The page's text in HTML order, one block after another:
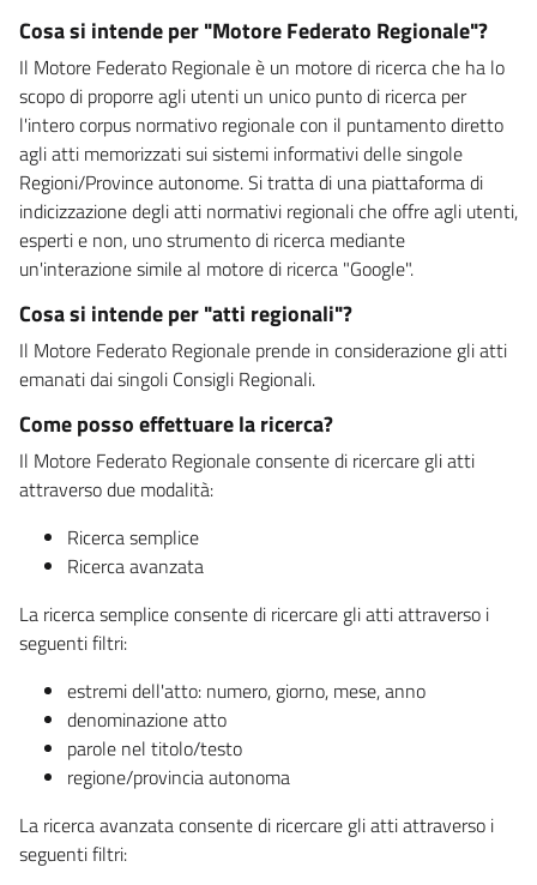
Cosa si intende per "Motore Federato Regionale"?
Il Motore Federato Regionale è un motore di ricerca che ha lo
scopo di proporre agli utenti un unico punto di ricerca per
l'intero corpus normativo regionale con il puntamento diretto
agli atti memorizzati sui sistemi informativi delle singole
Regioni/Province autonome. Si tratta di una piattaforma di
indicizzazione degli atti normativi regionali che offre agli utenti,
esperti e non, uno strumento di ricerca mediante
un'interazione simile al motore di ricerca "Google".
Cosa si intende per "atti regionali"?
Il Motore Federato Regionale prende in considerazione gli atti
emanati dai singoli Consigli Regionali.
Come posso effettuare la ricerca?
Il Motore Federato Regionale consente di ricercare gli atti
attraverso due modalità:
Ricerca semplice
Ricerca avanzata
La ricerca semplice consente di ricercare gli atti attraverso i
seguenti filtri:
estremi dell'atto: numero, giorno, mese, anno
denominazione atto
parole nel titolo/testo
regione/provincia autonoma
La ricerca avanzata consente di ricercare gli atti attraverso i
seguenti filtri: